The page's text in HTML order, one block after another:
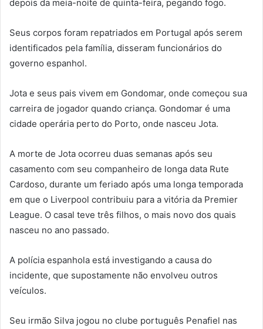
depois da meia-noite de quinta-feira, pegando fogo.
Seus corpos foram repatriados em Portugal após serem
identificados pela família, disseram funcionários do
governo espanhol.
Jota e seus pais vivem em Gondomar, onde começou sua
carreira de jogador quando criança. Gondomar é uma
cidade operária perto do Porto, onde nasceu Jota.
A morte de Jota ocorreu duas semanas após seu
casamento com seu companheiro de longa data Rute
Cardoso, durante um feriado após uma longa temporada
em que o Liverpool contribuiu para a vitória da Premier
League. O casal teve três filhos, o mais novo dos quais
nasceu no ano passado.
A polícia espanhola está investigando a causa do
incidente, que supostamente não envolveu outros
veículos.
Seu irmão Silva jogou no clube português Penafiel nas